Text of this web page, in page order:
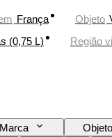
França Objeto
(0,75 L) Região
Marca Objeto